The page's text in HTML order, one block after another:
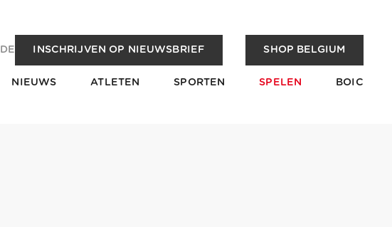
DE INSCHRIJVEN OP NIEUWSBRIEF SHOP BELGIUM
NIEUWS ATLETEN SPORTEN SPELEN BOIC